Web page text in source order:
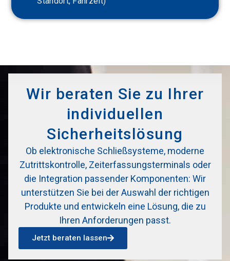
Wir beraten Sie zu Ihrer
individuellen
Sicherheitslösung
Ob elektronische Schließsysteme, moderne
Zutrittskontrolle, Zeiterfassungsterminals oder
die Integration passender Komponenten: Wir
unterstützen Sie bei der Auswahl der richtigen
Produkte und entwickeln eine Lösung, die zu
Ihren Anforderungen passt.
Jetzt beraten lassen